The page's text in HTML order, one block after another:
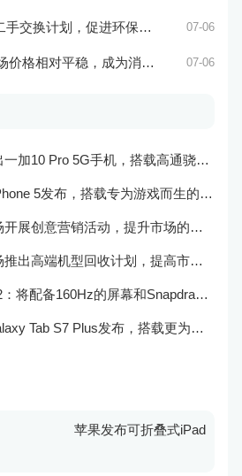
计划，促进环保和可持续发展 07-06
平稳，成为消费者购买的实惠选择 07-06
一加手机推出一加10 Pro 5G手机，搭载高通骁龙888处理器和一亿像素主摄像头
Asus ROG Phone 5发布，搭载专为游戏而生的处理器和摄像头
二手手机市场开展创意营销活动，提升市场的品牌感知度和美誉度
二手手机市场推出高端机型回收计划，提高市场的产品质量和用户口碑
Realme GT 2：将配备160Hz的屏幕和Snapdragon 898处理器
Samsung Galaxy Tab S7 Plus发布，搭载更为出色的屏幕和相机
苹果发布可折叠式iPad